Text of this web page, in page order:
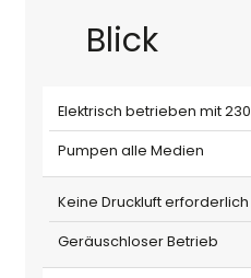
Blick
Elektrisch betrieben mit 230
Pumpen alle Medien
Keine Druckluft erforderlich
Geräuschloser Betrieb